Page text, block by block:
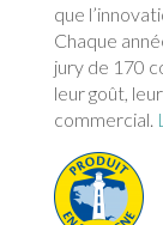
que
Chaque
jury de 170
leur goût,
commercial.